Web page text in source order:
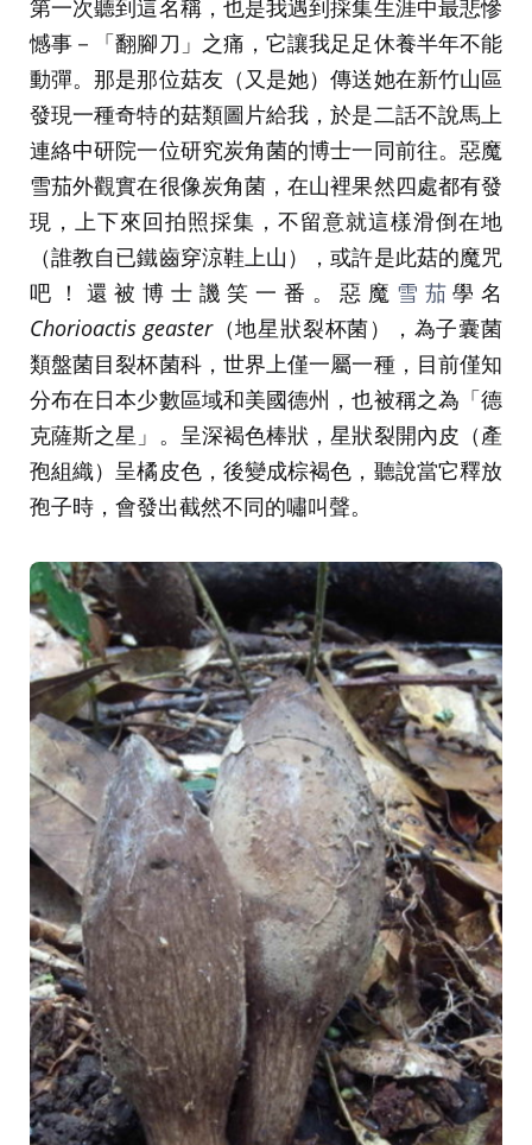
第一次聽到這名稱，也是我遇到採集生涯中最悲慘
憾事－「翻腳刀」之痛，它讓我足足休養半年不能
動彈。那是那位菇友（又是她）傳送她在新竹山區
發現一種奇特的菇類圖片給我，於是二話不說馬上
連絡中研院一位研究炭角菌的博士一同前往。惡魔
雪茄外觀實在很像炭角菌，在山裡果然四處都有發
現，上下來回拍照採集，不留意就這樣滑倒在地
（誰教自已鐵齒穿涼鞋上山），或許是此菇的魔咒
吧！還被博士譏笑一番。惡魔 雪茄學名
Chorioactis geaster（地星狀裂杯菌），為子囊菌
類盤菌目裂杯菌科，世界上僅一屬一種，目前僅知
分布在日本少數區域和美國德州，也被稱之為「德
克薩斯之星」。呈深褐色棒狀，星狀裂開內皮（產
孢組織）呈橘皮色，後變成棕褐色，聽說當它釋放
孢子時，會發出截然不同的嘯叫聲。